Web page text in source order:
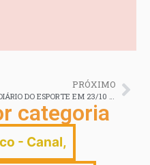
PRÓXIMO
categoria
- Canal,